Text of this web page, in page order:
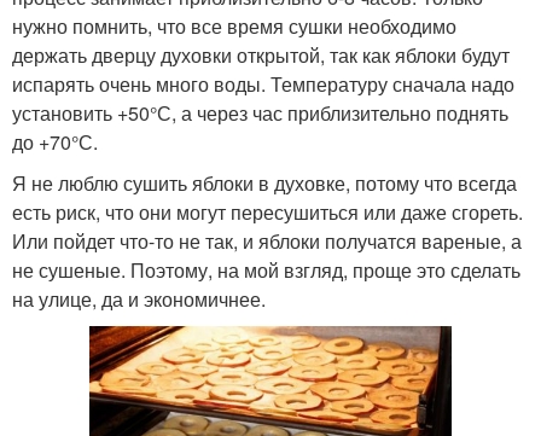
нужно помнить, что все время сушки необходимо
держать дверцу духовки открытой, так как яблоки будут
испарять очень много воды. Температуру сначала надо
установить +50°С, а через час приблизительно поднять
до +70°С.
Я не люблю сушить яблоки в духовке, потому что всегда
есть риск, что они могут пересушиться или даже сгореть.
Или пойдет что-то не так, и яблоки получатся вареные, а
не сушеные. Поэтому, на мой взгляд, проще это сделать
на улице, да и экономичнее.